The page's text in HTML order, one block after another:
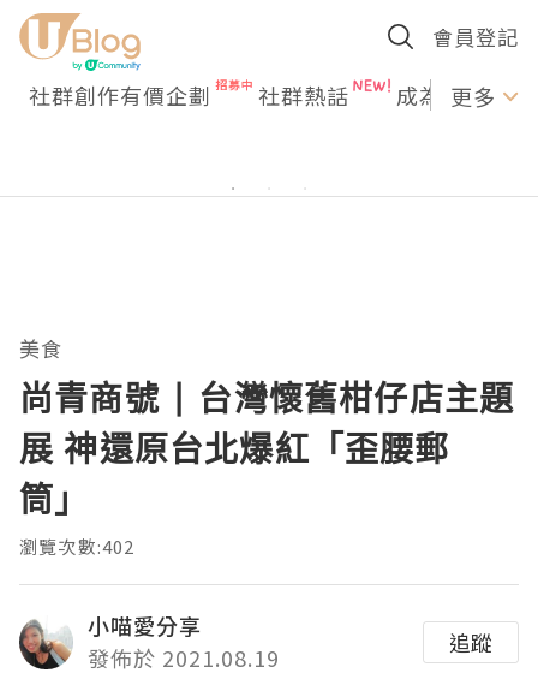
會員登記
社群創作有價企劃 社群熱話 成為U更多
美食
尚青商號 | 台灣懷舊柑仔店主題
展 神還原台北爆紅「歪腰郵
筒」
瀏覽次數:402
小喵愛分享
發佈於 2021.08.19
追蹤